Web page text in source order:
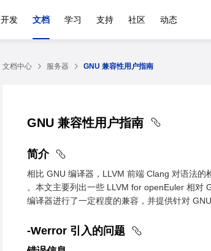
开发 文档 学习 支持 社区 动态
文档中心 服务器 GNU 兼容性用户指南
GNU 兼容性用户指南
简介
相比 GNU 编译器，LLVM 前端 Clang 对语法
。本文主要列出一些 LLVM for openEuler 相对
编译器进行了一定程度的兼容，并提供针对
-Werror 引入的问题